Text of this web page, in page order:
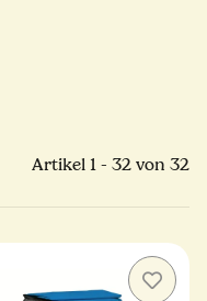
Artikel 1 - 32 von 32